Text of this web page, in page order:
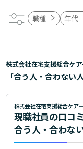
職種 年代
株式会社在宅支援総合ケ
「合う人・合わない
株式会社在宅支援総合ケア
現職社員の口コ
合う人・合わな